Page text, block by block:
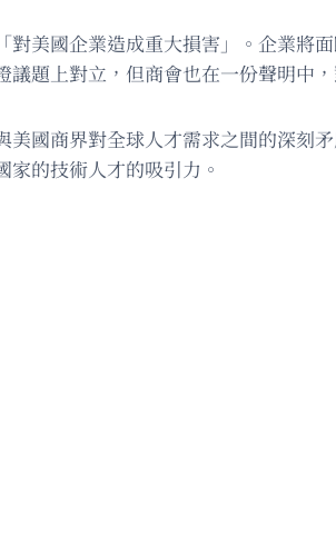
美國企業造成重大損害」。企業將
題上對立，但商會也在一份聲明中
國商界對全球人才需求之間的深刻
的技術人才的吸引力。